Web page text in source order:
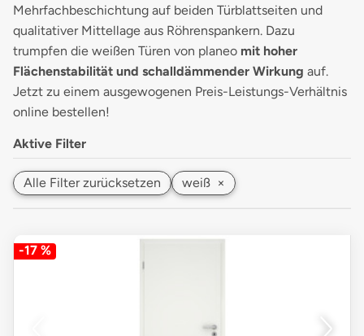
Mehrfachbeschichtung auf beiden Türblattseiten und
qualitativer Mittellage aus Röhrenspankern. Dazu
trumpfen die weißen Türen von planeo mit hoher
Flächenstabilität und schalldämmender Wirkung auf.
Jetzt zu einem ausgewogenen Preis-Leistungs-Verhältnis
online bestellen!
Aktive Filter
Alle Filter zurücksetzen weiß ×
-17 %